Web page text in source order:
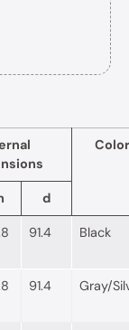
Color
d
91.4 Black
91.4 Gray/